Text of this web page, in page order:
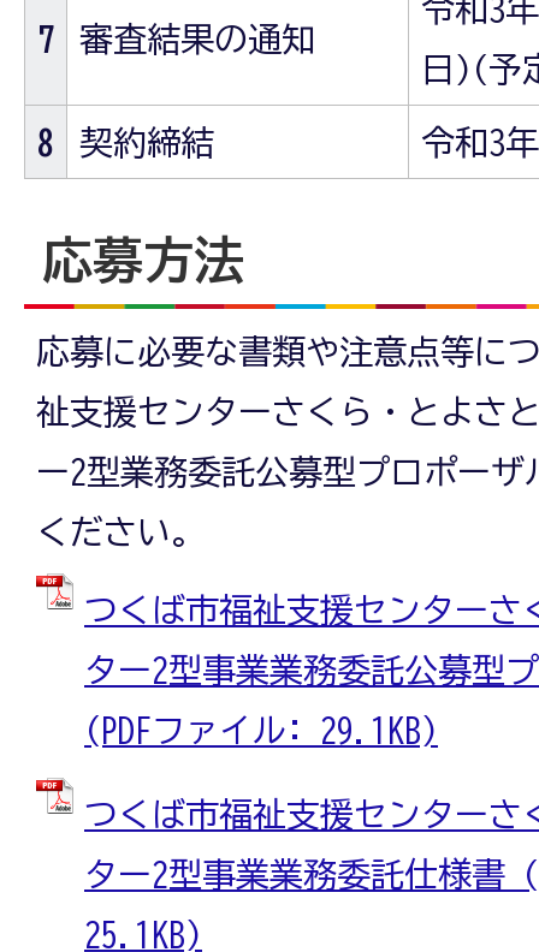
7 審査結果の通知
令和3
日)(予
8 契約締結 令和3
応募方法
応募に必要な書類や注意点等に
祉支援センターさくら・とよさ
ー2型業務委託公募型プロポー
ください。
つくば市福祉支援センターさ
ター2型事業業務委託公募型
(PDFファイル: 29.1KB)
つくば市福祉支援センターさ
ター2型事業業務委託仕様書
25.1KB)